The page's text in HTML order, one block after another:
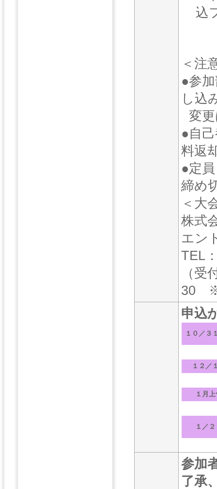
込
＜注
●参
し込
変
●自
料返
●定
締め
＜大
株式
エン
TEL
（受
30 ※
申込
１０／３
１２／
１月
１／
参加
了承